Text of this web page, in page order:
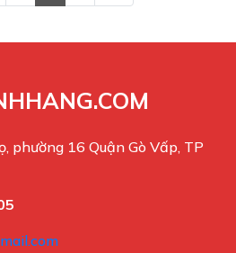
phường 16 Quận Gò Vấp, TP